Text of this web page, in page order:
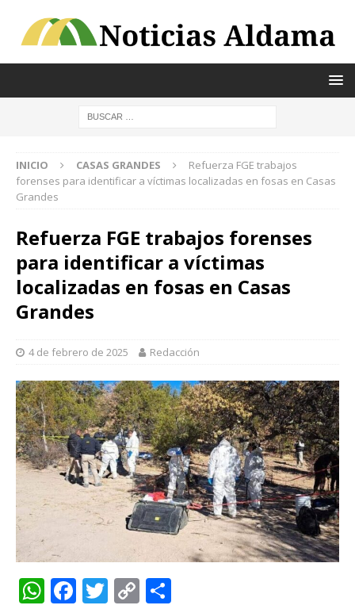
INICIO CASAS GRANDES
Refuerza FGE trabajos
forenses para identificar a víctimas localizadas en fosas en Casas
Grandes
Refuerza FGE trabajos forenses
para identificar a víctimas
localizadas en fosas en Casas
Grandes
4 de febrero de 2025 Redacción
W F T C